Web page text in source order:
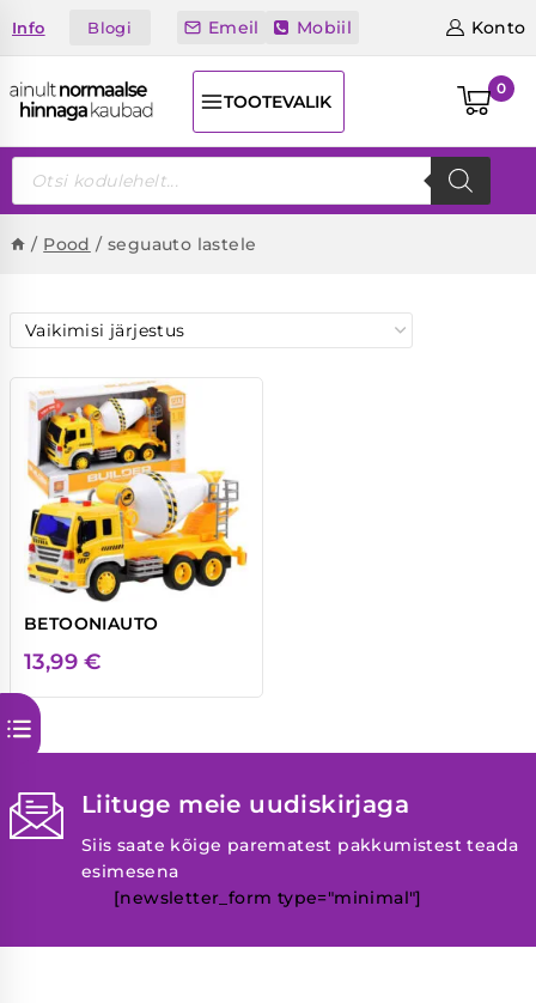
toInfo Blogi Emeil Mobiil Konto
TOOTEVALIK
0
Products
search
/ Pood / seguauto lastele
BETOONIAUTO
13,99€
Liituge meie uudiskirjaga
Siis saate kõige parematest pakkumistest teada
esimesena
[newsletter_form type="minimal"]